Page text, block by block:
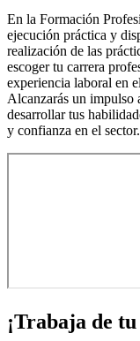
En la Formación
ejecución práctica y
realización de las
escoger tu carrera
experiencia laboral en
Alcanzarás un impulso
desarrollar tus
y confianza en el sector.
¡Trabaja de